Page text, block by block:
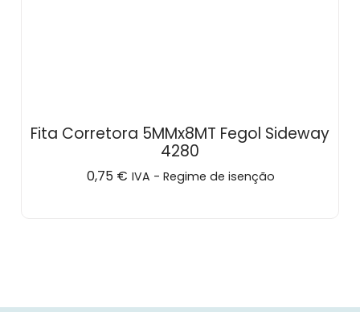
Fita Corretora 5MMx8MT Fegol Sideway
4280
0,75 € IVA - Regime de isenção